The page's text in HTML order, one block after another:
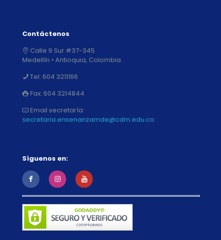
Contáctenos
Calle 9 Sur #37-345
Medellín • Antioquia, Colombia.
Tel: 604 3211166
Fax: 604 3214844
Email secretaría:
secretaria.ensenanzamde@cdm.edu.co
Síguenos en: